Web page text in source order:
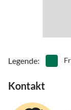
Legende:
Kontakt